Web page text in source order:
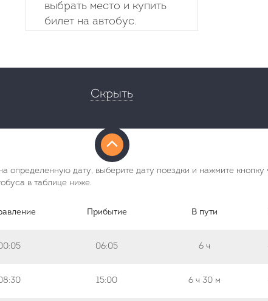
выбрать место и купить
билет на автобус.
Скрыть
определенную дату, выберите дату поездки и нажмите кнопку
в таблице ниже.
Прибытие В пути
06:05 6 ч
15:00 6 ч 30 м